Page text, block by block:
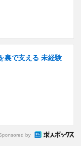
裏で支える 未経験
by